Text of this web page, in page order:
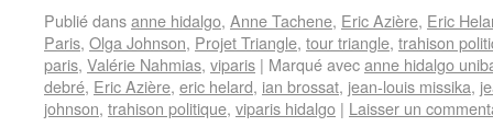
Publié dansanne hidalgo, Anne Tachene, Eric Azière, Eric
Paris, Olga Johnson, Projet Triangle, tour triangle, trahison
paris, Valérie Nahmias, viparis | Marqué avecanne hidalgo
debré, Eric Azière, eric helard, ian brossat, jean-louis missika,
johnson, trahison politique, viparis hidalgo | Laisser un